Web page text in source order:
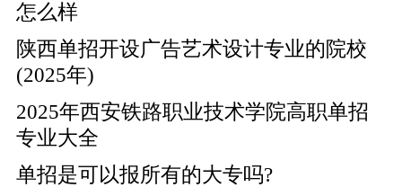
怎么样
陕西单招开设广告艺术设计专业的院校
(2025年)
2025年西安铁路职业技术学院高职单招
专业大全
单招是可以报所有的大专吗?